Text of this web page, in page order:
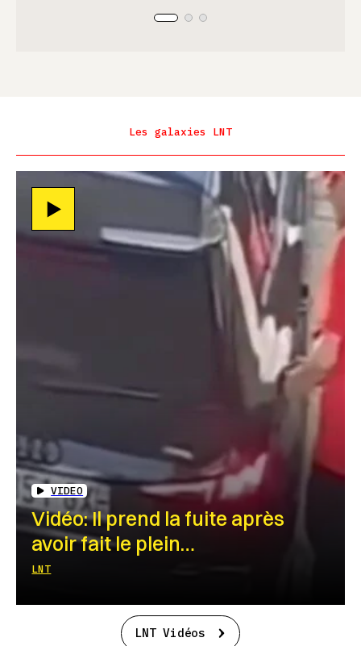
Les galaxies LNT
VIDEO
Vidéo: Il prend la fuite après
avoir fait le plein…
LNT
LNT Vidéos